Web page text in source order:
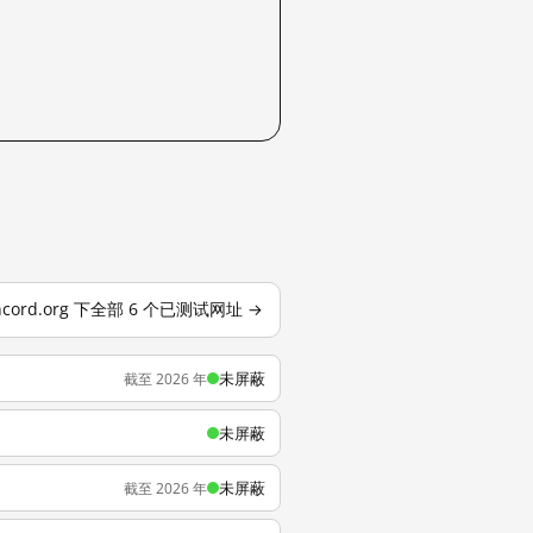
下全部 6 个已测试网址 →
截至 2026 年 未屏蔽
未屏蔽
截至 2026 年 未屏蔽